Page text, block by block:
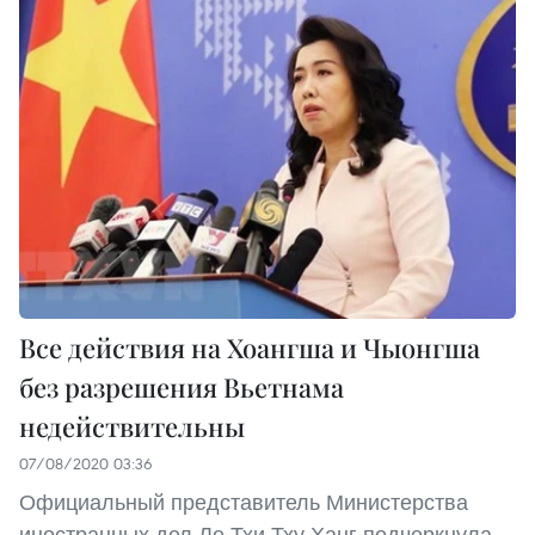
Все действия на Хоангша и Чыонгша
без разрешения Вьетнама
недействительны
07/08/2020 03:36
Официальный представитель Министерства